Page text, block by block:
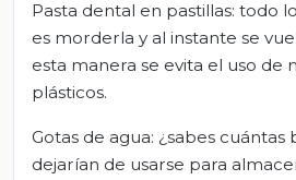
Pasta dental en pastillas: todo
es morderla y al instante se
esta manera se evita el uso de
plásticos.
Gotas de agua: ¿sabes
dejarían de usarse para